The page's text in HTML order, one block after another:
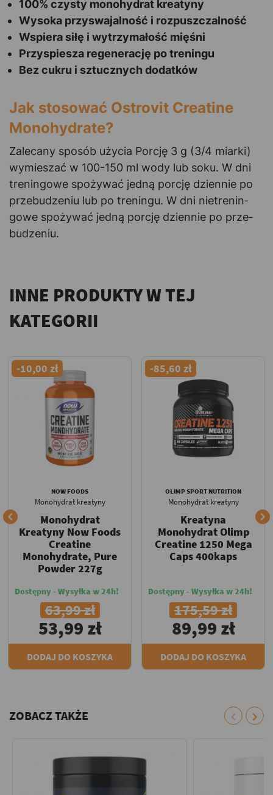
100% czysty monohydrat kreatyny
Wysoka przyswajalność i rozpuszczalność
Wspiera siłę i wytrzymałość mięśni
Przyspiesza regenerację po treningu
Bez cukru i sztucznych dodatków
Jak stosować Ostrovit Creatine
Monohydrate?
Zalecany sposób użycia Porcję 3 g (3/4 miarki)
wymieszać w 100-150 ml wody lub soku. W dni
tre­nin­gowe spożywać jedną por­cję dzien­nie po
prze­bu­dze­niu lub po tre­ningu. W dni nie­tre­nin­
gowe spożywać jedną por­cję dziennie po prze­
bu­dze­niu.
INNE PRODUKTY W TEJ
KATEGORII

-10,00 zł
NOW FOODS
Monohydrat kreatyny
Monohydrat
Kreatyny Now Foods
Creatine
Monohydrate, Pure
Powder 227g
Dostępny - Wysyłka w 24h!
63,99 zł
53,99 zł
DODAJ DO KOSZYKA
-85,60 zł
OLIMP SPORT NUTRITION
Monohydrat kreatyny
Kreatyna
Monohydrat Olimp
Creatine 1250 Mega
Caps 400kaps
Dostępny - Wysyłka w 24h!
175,59 zł
89,99 zł
DODAJ DO KOSZYKA

ZOBACZ TAKŻE chevron_right
chevron_left